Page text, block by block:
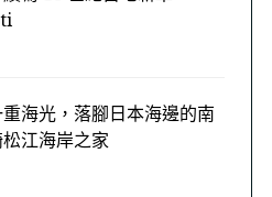
海光，落腳日本海邊的南
江海岸之家